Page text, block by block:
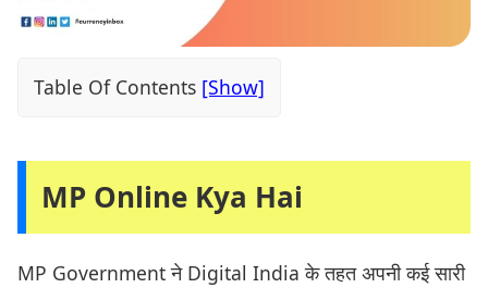
Table Of Contents
MP Online Kya Hai
MP Government ने Digital India के तहत अपनी कई सारी